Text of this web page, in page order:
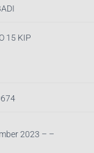
15 KIP
2023 – –